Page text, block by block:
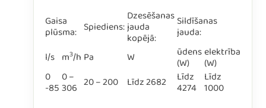
Gaisa
plūsma: Spiediens:
Dzesēšanas
jauda
kopējā:
Sildīšanas
jauda:
l/s m3/hPa W ūdens
(W)
elektrība
(W)
0
-85
0 –
306 20 – 200 Līdz 2682 Līdz
4274
Līdz
1000